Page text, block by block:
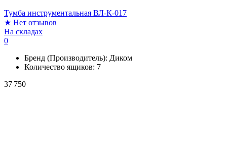
Тумба инструментальная ВЛ-К-017
★ Нет отзывов
На складах
0
Бренд (Производитель): Диком
Количество ящиков: 7
37 750